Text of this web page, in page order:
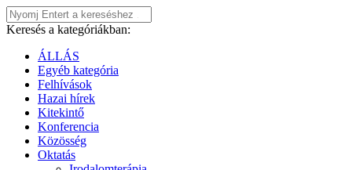
Keresés a kategóriákban:
ÁLLÁS
Egyéb kategória
Felhívások
Hazai hírek
Kitekintő
Konferencia
Közösség
Oktatás